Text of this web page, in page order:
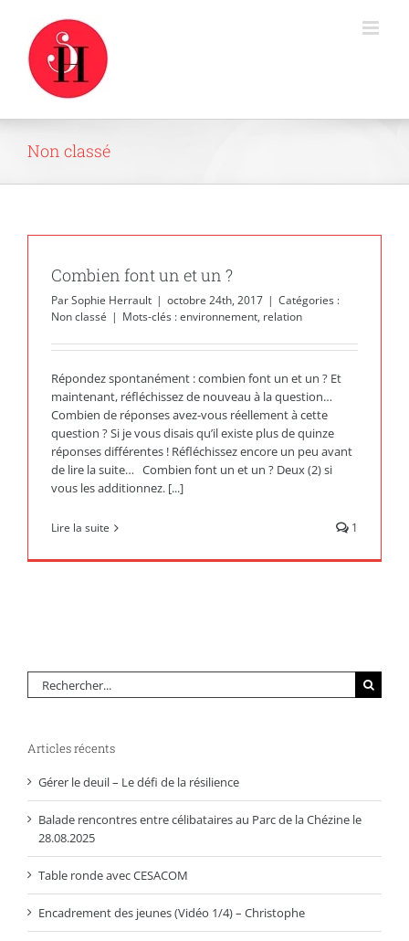
contenu
Non classé
Combien font un et un ?
ParSophie Herrault | octobre 24th, 2017 | Catégories :
Non classé | Mots-clés :environnement, relation
Répondez spontanément : combien font un et un ? Et
maintenant, réfléchissez de nouveau à la question…
Combien de réponses avez-vous réellement à cette
question ? Si je vous disais qu’il existe plus de quinze
réponses différentes ! Réfléchissez encore un peu avant
de lire la suite… Combien font un et un ? Deux (2) si
vous les additionnez. [...]
Lire la suite 1
Rechercher:
Articles récents
Gérer le deuil – Le défi de la résilience
Balade rencontres entre célibataires au Parc de la Chézine le
28.08.2025
Table ronde avec CESACOM
Encadrement des jeunes (Vidéo 1/4) – Christophe